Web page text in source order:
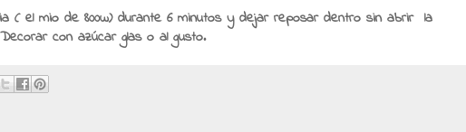
( el mio de 800w) durante 6 minutos y dejar reposar dentro sin abrir la
con azúcar glas o al gusto.